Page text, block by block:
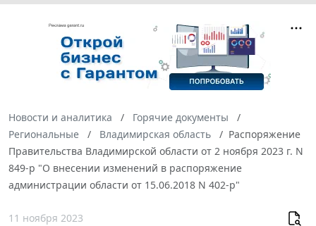
Новости и аналитика
Горячие документы
Региональные
Владимирская область
Распоряжение
Правительства Владимирской области от 2 ноября 2023 г. N
849-р "О внесении изменений в распоряжение
администрации области от 15.06.2018 N 402-р"
11 ноября 2023